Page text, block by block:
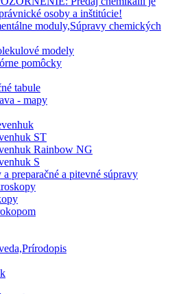
osoby a inštitúcie!
moduly,Súpravy chemických
modely
pomôcky
tabule
- mapy
ST
Rainbow NG
S
preparačné a pitevné súpravy